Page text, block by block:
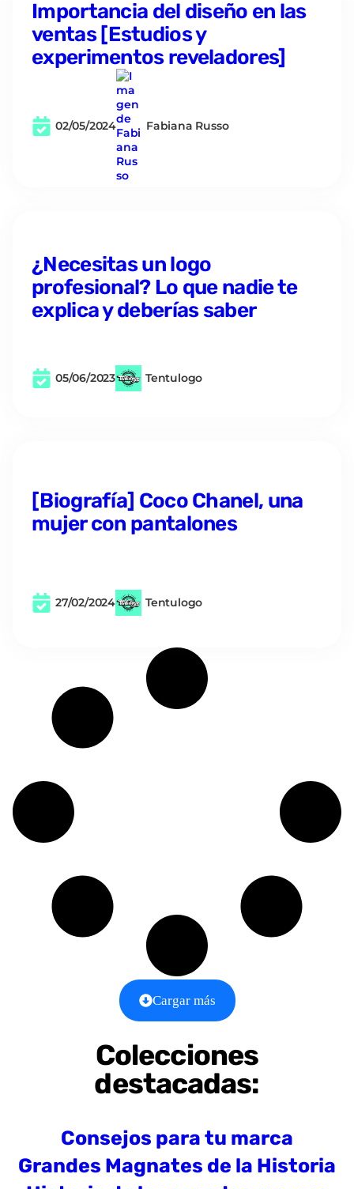
Importancia del diseño en las
ventas [Estudios y
experimentos reveladores]
02/05/2024 Fabiana Russo
¿Necesitas un logo
profesional? Lo que nadie te
explica y deberías saber
05/06/2023 Tentulogo
[Biografía] Coco Chanel, una
mujer con pantalones
27/02/2024 Tentulogo
Cargar más
Colecciones
destacadas:
Consejos para tu marca
Grandes Magnates de la Historia